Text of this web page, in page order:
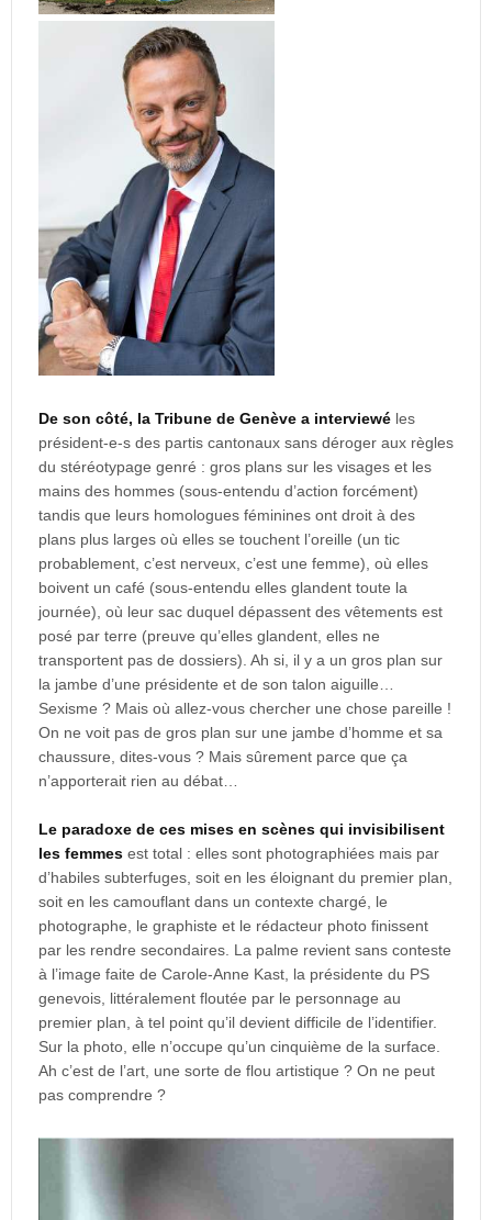
De son côté, la Tribune de Genève a interviewé les
président-e-s des partis cantonaux sans déroger aux règles
du stéréotypage genré : gros plans sur les visages et les
mains des hommes (sous-entendu d’action forcément)
tandis que leurs homologues féminines ont droit à des
plans plus larges où elles se touchent l’oreille (un tic
probablement, c’est nerveux, c’est une femme), où elles
boivent un café (sous-entendu elles glandent toute la
journée), où leur sac duquel dépassent des vêtements est
posé par terre (preuve qu’elles glandent, elles ne
transportent pas de dossiers). Ah si, il y a un gros plan sur
la jambe d’une présidente et de son talon aiguille…
Sexisme ? Mais où allez-vous chercher une chose pareille !
On ne voit pas de gros plan sur une jambe d’homme et sa
chaussure, dites-vous ? Mais sûrement parce que ça
n’apporterait rien au débat…
Le paradoxe de ces mises en scènes qui invisibilisent
les femmes est total : elles sont photographiées mais par
d’habiles subterfuges, soit en les éloignant du premier plan,
soit en les camouflant dans un contexte chargé, le
photographe, le graphiste et le rédacteur photo finissent
par les rendre secondaires. La palme revient sans conteste
à l’image faite de Carole-Anne Kast, la présidente du PS
genevois, littéralement floutée par le personnage au
premier plan, à tel point qu’il devient difficile de l’identifier.
Sur la photo, elle n’occupe qu’un cinquième de la surface.
Ah c’est de l’art, une sorte de flou artistique ? On ne peut
pas comprendre ?